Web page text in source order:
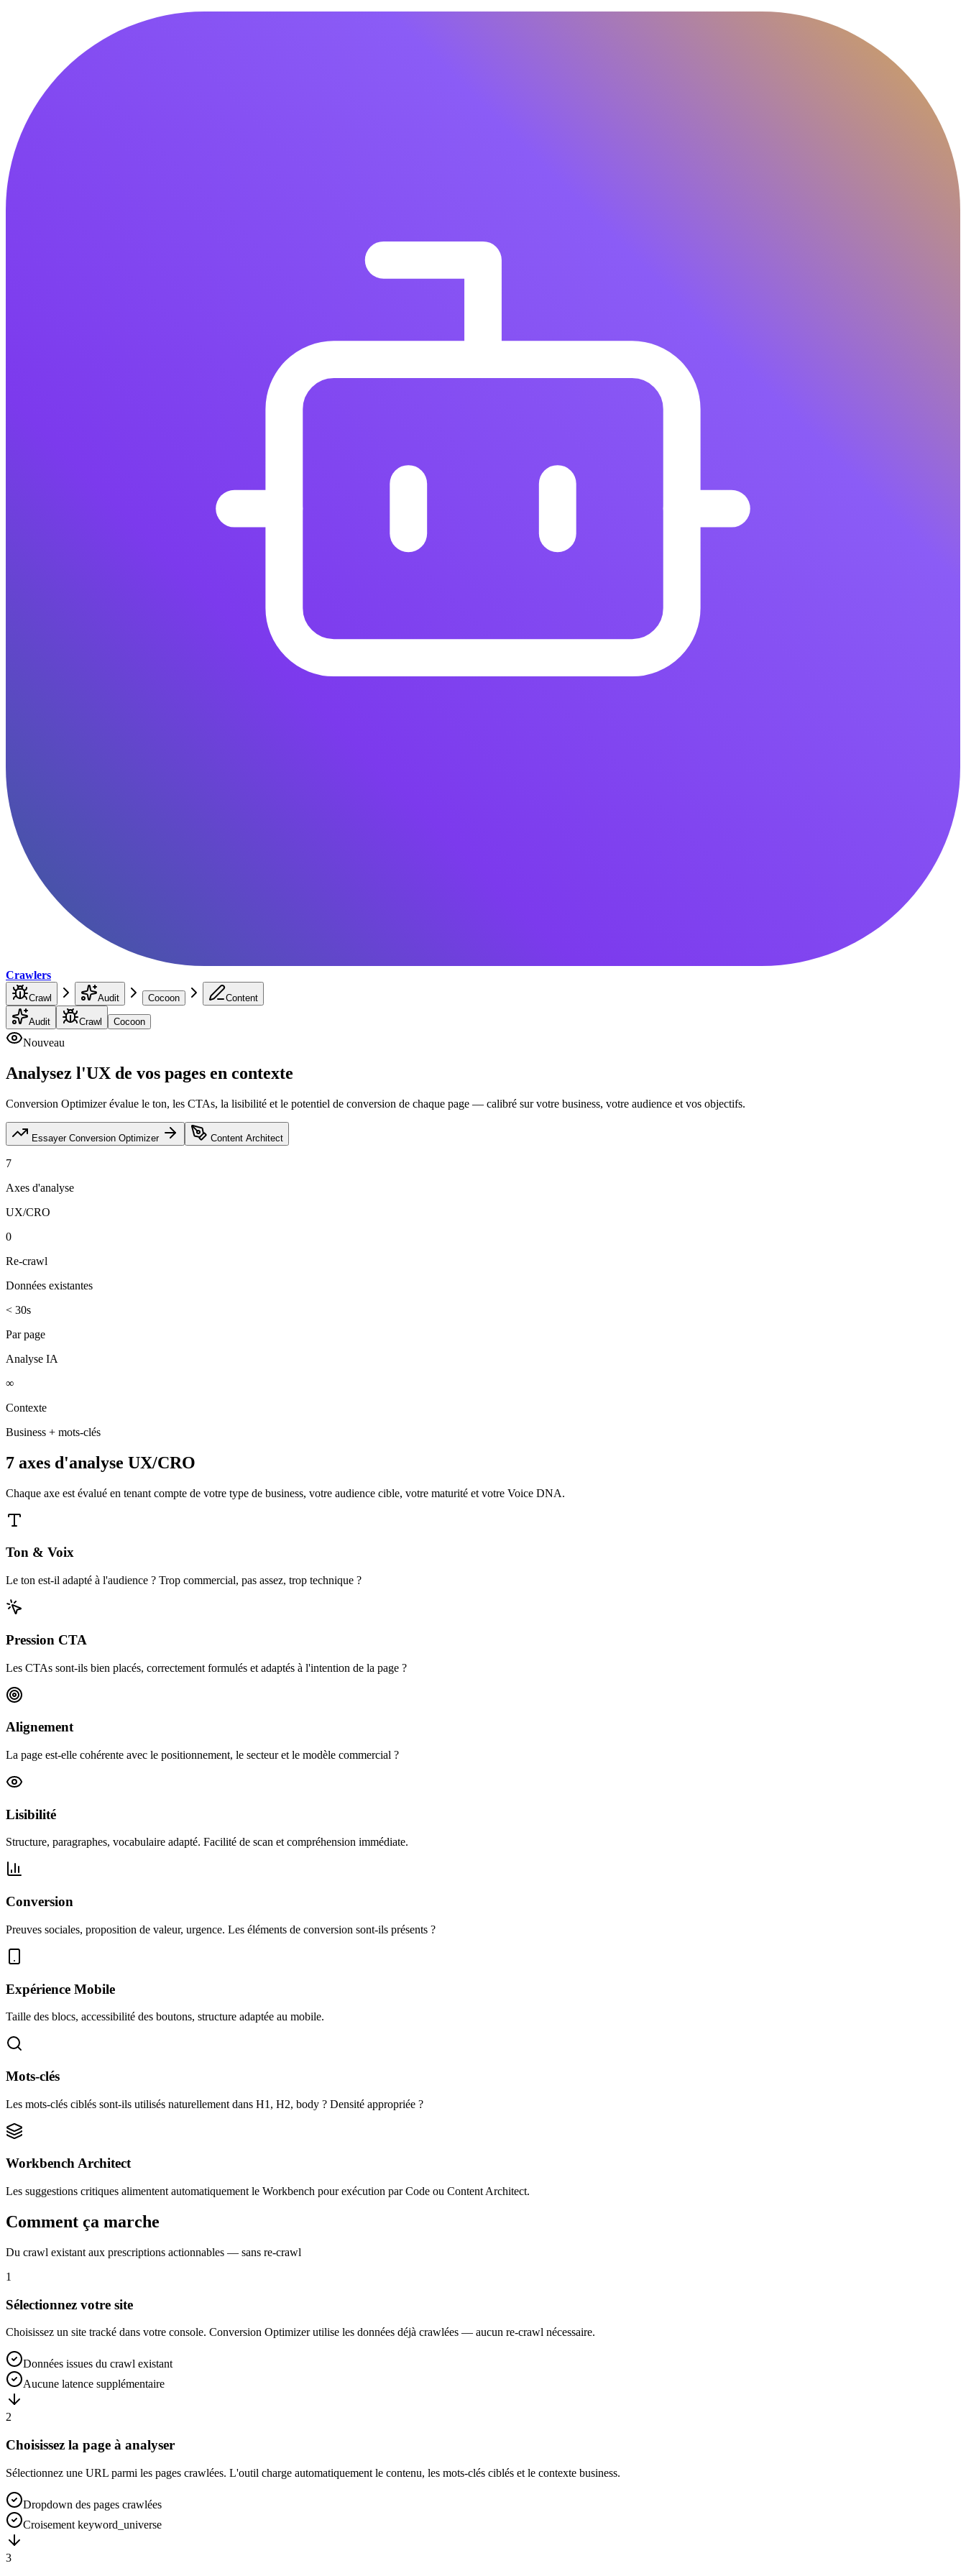
Crawlers
Crawl Audit Cocoon Content
Audit Crawl Cocoon
Nouveau
Analysez l'UX de vos pages en contexte
Conversion Optimizer évalue le ton, les CTAs, la lisibilité et le potentiel de conversion de chaque page — calibré sur votre business, votre audience et vos objectifs.
Essayer Conversion Optimizer Content Architect
7
Axes d'analyse
UX/CRO
0
Re-crawl
Données existantes
< 30s
Par page
Analyse IA
∞
Contexte
Business + mots-clés
7 axes d'analyse UX/CRO
Chaque axe est évalué en tenant compte de votre type de business, votre audience cible, votre maturité et votre Voice DNA.
Ton & Voix
Le ton est-il adapté à l'audience ? Trop commercial, pas assez, trop technique ?
Pression CTA
Les CTAs sont-ils bien placés, correctement formulés et adaptés à l'intention de la page ?
Alignement
La page est-elle cohérente avec le positionnement, le secteur et le modèle commercial ?
Lisibilité
Structure, paragraphes, vocabulaire adapté. Facilité de scan et compréhension immédiate.
Conversion
Preuves sociales, proposition de valeur, urgence. Les éléments de conversion sont-ils présents ?
Expérience Mobile
Taille des blocs, accessibilité des boutons, structure adaptée au mobile.
Mots-clés
Les mots-clés ciblés sont-ils utilisés naturellement dans H1, H2, body ? Densité appropriée ?
Workbench Architect
Les suggestions critiques alimentent automatiquement le Workbench pour exécution par Code ou Content Architect.
Comment ça marche
Du crawl existant aux prescriptions actionnables — sans re-crawl
1
Sélectionnez votre site
Choisissez un site tracké dans votre console. Conversion Optimizer utilise les données déjà crawlées — aucun re-crawl nécessaire.
Données issues du crawl existant
Aucune latence supplémentaire
2
Choisissez la page à analyser
Sélectionnez une URL parmi les pages crawlées. L'outil charge automatiquement le contenu, les mots-clés ciblés et le contexte business.
Dropdown des pages crawlées
Croisement keyword_universe
3